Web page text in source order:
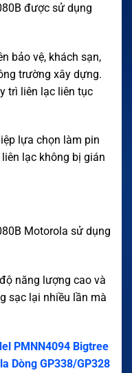
được sử dụng
bảo vệ, khách sạn,
trường xây dựng.
trì liên lạc liên tục
lựa chọn làm pin
lạc không bị gián
Motorola sử dụng
năng lượng cao và
sạc lại nhiều lần mà
PMNN4094 Bigtree
Dòng GP338/GP328